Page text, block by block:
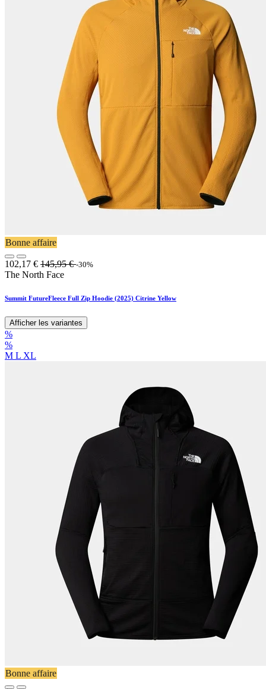
Bonne affaire
102,17 € 145,95€ -30%
The North Face
Summit FutureFleece Full Zip Hoodie (2025) Citrine Yellow
Afficher les variantes
%
%
M L XL
Bonne affaire